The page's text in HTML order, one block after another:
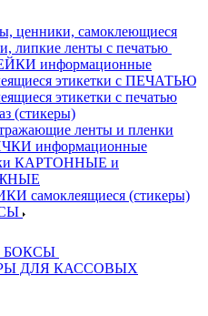
ценники, самоклеющиеся
липкие ленты с печатью
информационные
этикетки с ПЕЧАТЬЮ
этикетки с печатью
(стикеры)
ленты и пленки
информационные
КАРТОННЫЕ и
самоклеящиеся (стикеры)
БОКСЫ
ДЛЯ КАССОВЫХ